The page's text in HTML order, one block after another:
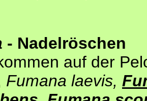
- Nadelröschen
auf der
Fumana laevis,